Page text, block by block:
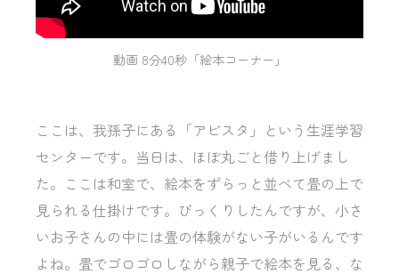
動画 8分40秒「絵本コーナー」
ここは、我孫子にある「アビスタ」という生涯学習
センターです。当日は、ほぼ丸ごと借り上げまし
た。ここは和室で、絵本をずらっと並べて畳の上で
見られる仕掛けです。びっくりしたんですが、小さ
いお子さんの中には畳の体験がない子がいるんです
よね。畳でゴロゴロしながら親子で絵本を見る、な